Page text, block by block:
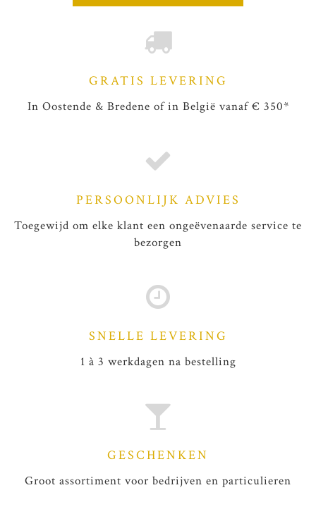
GRATIS LEVERING
In Oostende & Bredene of in België vanaf € 350*
PERSOONLIJK ADVIES
Toegewijd om elke klant een ongeëvenaarde service te
bezorgen
SNELLE LEVERING
1 à 3 werkdagen na bestelling
GESCHENKEN
Groot assortiment voor bedrijven en particulieren